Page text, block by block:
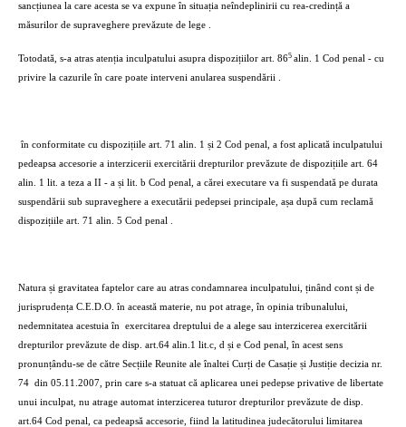
sancțiunea la care acesta se va expune în situația neîndeplinirii cu rea-credință a
măsurilor de supraveghere prevăzute de lege .
Totodată, s-a atras atenția inculpatului asupra dispozițiilor art. 865 alin. 1 Cod penal - cu
privire la cazurile în care poate interveni anularea suspendării .
în conformitate cu dispozițiile art. 71 alin. 1 și 2 Cod penal, a fost aplicată inculpatului
pedeapsa accesorie a interzicerii exercitării drepturilor prevăzute de dispozițiile art. 64
alin. 1 lit. a teza a II - a și lit. b Cod penal, a cărei executare va fi suspendată pe durata
suspendării sub supraveghere a executării pedepsei principale, așa după cum reclamă
dispozițiile art. 71 alin. 5 Cod penal .
Natura și gravitatea faptelor care au atras condamnarea inculpatului, ținând cont și de
jurisprudența C.E.D.O. în această materie, nu pot atrage, în opinia tribunalului,
nedemnitatea acestuia în
exercitarea dreptului de a alege sau interzicerea exercitării
drepturilor prevăzute de disp. art.64 alin.1 lit.c, d și e Cod penal, în acest sens
pronunțându-se de către Secțiile Reunite ale înaltei Curți de Casație și Justiție decizia nr.
74 din 05.11.2007, prin care s-a statuat că aplicarea unei pedepse privative de libertate
unui inculpat, nu atrage automat interzicerea tuturor drepturilor prevăzute de disp.
art.64 Cod penal, ca pedeapsă accesorie, fiind la latitudinea judecătorului limitarea